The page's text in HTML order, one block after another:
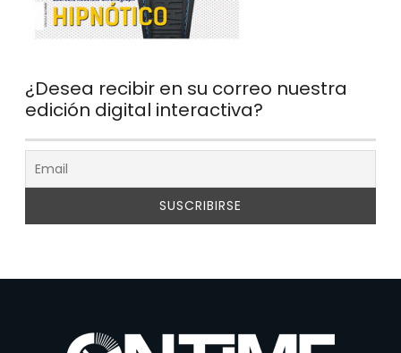
¿Desea recibir en su correo nuestra
edición digital interactiva?